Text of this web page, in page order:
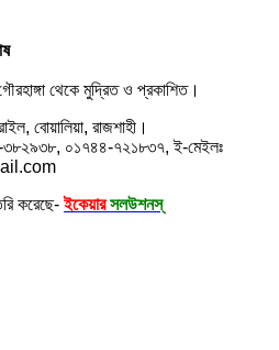
থেকে মুদ্রিত ও প্রকাশিত।
বোয়ালিয়া, রাজশাহী।
০১৭৪৪-৭২১৮৩৭, ই-মেইলঃ
করেছে-ইকেয়ার সলউশনস্